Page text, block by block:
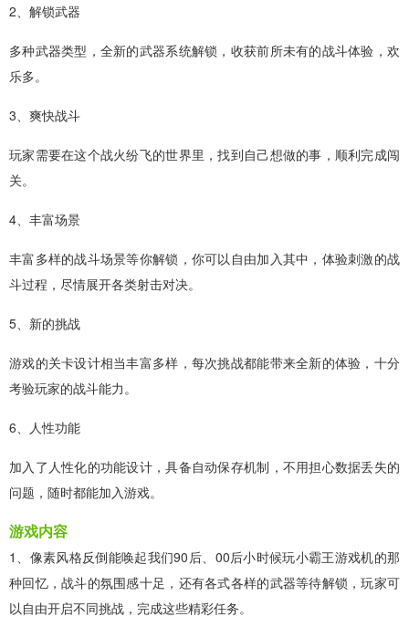
2、解锁武器
多种武器类型，全新的武器系统解锁，收获前所未有的战斗体验，欢
乐多。
3、爽快战斗
玩家需要在这个战火纷飞的世界里，找到自己想做的事，顺利完成闯
关。
4、丰富场景
丰富多样的战斗场景等你解锁，你可以自由加入其中，体验刺激的战
斗过程，尽情展开各类射击对决。
5、新的挑战
游戏的关卡设计相当丰富多样，每次挑战都能带来全新的体验，十分
考验玩家的战斗能力。
6、人性功能
加入了人性化的功能设计，具备自动保存机制，不用担心数据丢失的
问题，随时都能加入游戏。
游戏内容
1、像素风格反倒能唤起我们90后、00后小时候玩小霸王游戏机的那
种回忆，战斗的氛围感十足，还有各式各样的武器等待解锁，玩家可
以自由开启不同挑战，完成这些精彩任务。